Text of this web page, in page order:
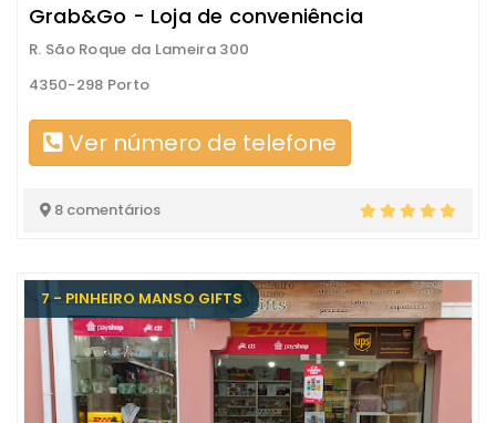
Grab&Go - Loja de conveniência
R. São Roque da Lameira 300
4350-298 Porto
Ver número de telefone
8 comentários
7 - PINHEIRO MANSO GIFTS